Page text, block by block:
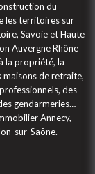
du
les territoires sur
Savoie et Haute
Auvergne Rhône
la propriété, la
maisons de retraite,
des
gendarmeries…
Annecy,
sur-Saône.